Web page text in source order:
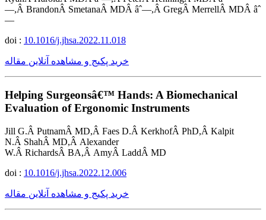
—,Â BrandonÂ SmetanaÂ MDÂ âˆ—,Â GregÂ MerrellÂ MDÂ âˆ
—
doi : 10.1016/j.jhsa.2022.11.018
خرید پکیج و مشاهده آنلاین مقاله
Helping Surgeonsâ€™ Hands: A Biomechanical
Evaluation of Ergonomic Instruments
Jill G.Â PutnamÂ MD,Â Faes D.Â KerkhofÂ PhD,Â Kalpit
N.Â ShahÂ MD,Â Alexander
W.Â RichardsÂ BA,Â AmyÂ LaddÂ MD
doi : 10.1016/j.jhsa.2022.12.006
خرید پکیج و مشاهده آنلاین مقاله